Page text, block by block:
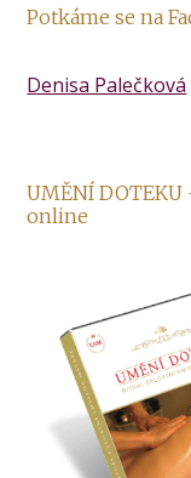
Potkáme se na
Denisa Palečková
UMĚNÍ
online